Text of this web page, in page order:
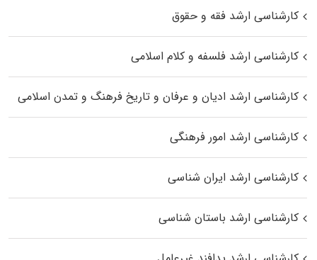
کارشناسی ارشد فقه و حقوق
کارشناسی ارشد فلسفه و کلام اسلامی
کارشناسی ارشد ادیان و عرفان و تاریخ فرهنگ و تمدن اسلامی
کارشناسی ارشد امور فرهنگی
کارشناسی ارشد ایران شناسی
کارشناسی ارشد باستان شناسی